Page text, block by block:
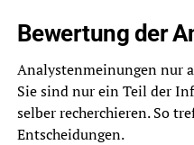
Bewertung der
Analystenmeinungen nur
Sie sind nur ein Teil der
selber recherchieren. So
Entscheidungen.